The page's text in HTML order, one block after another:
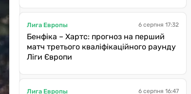
Лига Европы 6 серпня 17:32
Бенфіка – Хартс: прогноз на перший
матч третього кваліфікаційного раунду
Ліги Європи
Лига Европы 6 серпня 16:47